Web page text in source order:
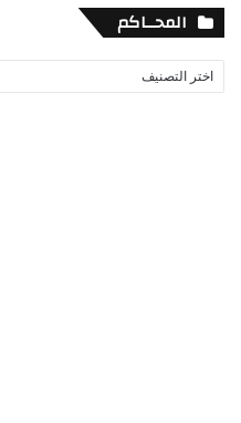
المحــاكم
المحــاكم